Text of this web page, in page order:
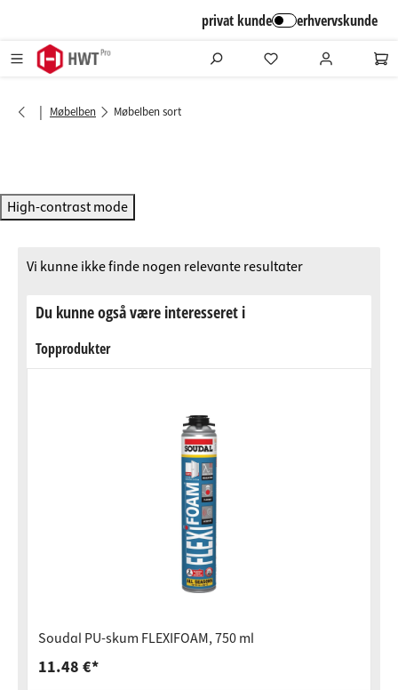
privat kunde erhvervskunde
| Møbelben Møbelben sort
High-contrast mode
Vi kunne ikke finde nogen relevante resultater
Du kunne også være interesseret i
Topprodukter
Soudal PU-skum FLEXIFOAM, 750 ml
11.48 €*